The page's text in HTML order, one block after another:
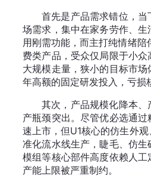
首先是产品需求错位，
场需求，集中在家务劳作、
用刚需功能，而主打纯情绪陪
费类产品，受众仅局限于小
大规模走量，狭小的目标市
年高额的固定研发投入，亏损
其次，产品规模化降本
产瓶颈突出。尽管优必选通
速上市，但U1核心的仿生外
准化流水线生产，睫毛、仿
模组等核心部件高度依赖人
产能上限被严重制约。